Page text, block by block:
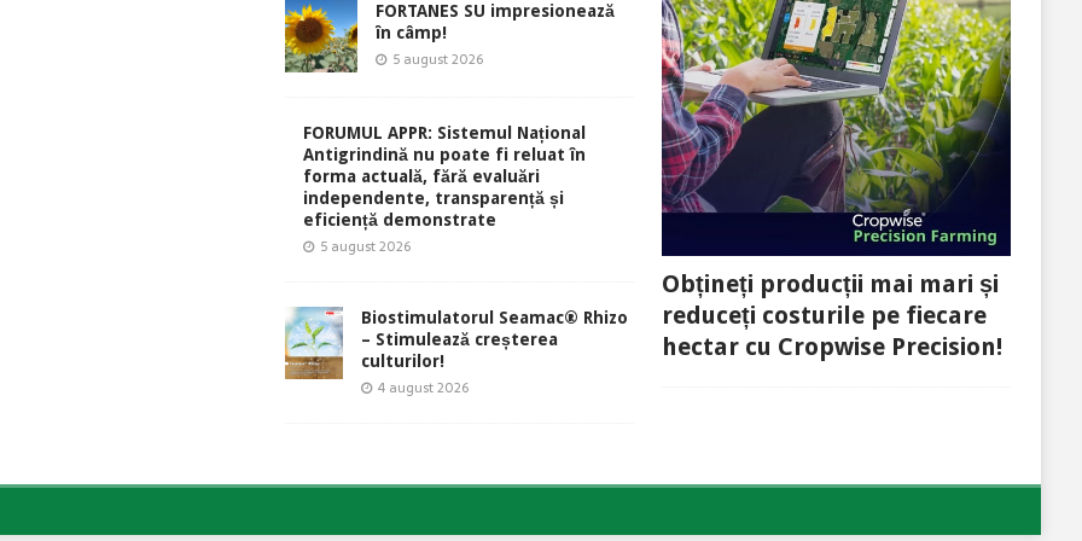
FORTANES SU impresionează
în câmp!
5 august 2026
FORUMUL APPR: Sistemul Național
Antigrindină nu poate fi reluat în
forma actuală, fără evaluări
independente, transparență și
eficiență demonstrate
5 august 2026
Biostimulatorul Seamac® Rhizo
– Stimulează creșterea
culturilor!
4 august 2026
Obțineți producții mai mari și
reduceți costurile pe fiecare
hectar cu Cropwise Precision!